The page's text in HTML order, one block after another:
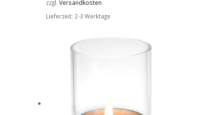
zzgl. Versandkosten
Lieferzeit: 2-3 Werktage